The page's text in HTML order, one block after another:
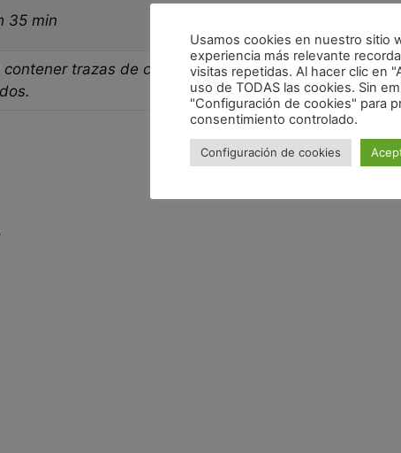
35 min
contener trazas de cereales con gluten (trigo,
Usamos cookies en nuestro sitio
experiencia más relevante
visitas repetidas. Al hacer clic en
uso de TODAS las cookies. Sin
"Configuración de cookies" para
consentimiento controlado.
Configuración de cookies